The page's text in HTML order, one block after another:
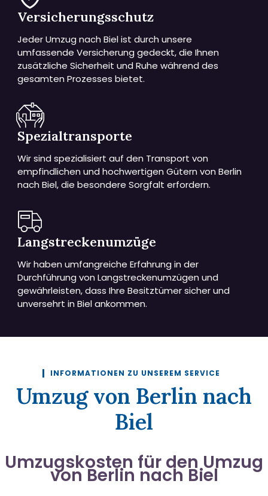
Versicherungsschutz
Jeder Umzug nach Biel ist durch unsere
umfassende Versicherung gedeckt, die Ihnen
zusätzliche Sicherheit und Ruhe während des
gesamten Prozesses bietet.
Spezialtransporte
Wir sind spezialisiert auf den Transport von
empfindlichen und hochwertigen Gütern von Berlin
nach Biel, die besondere Sorgfalt erfordern.
Langstreckenumzüge
Wir haben umfangreiche Erfahrung in der
Durchführung von Langstreckenumzügen und
gewährleisten, dass Ihre Besitztümer sicher und
unversehrt in Biel ankommen.
INFORMATIONEN ZU UNSEREM SERVICE
Umzug von Berlin nach
Biel
Umzugskosten für den Umzug
von Berlin nach Biel